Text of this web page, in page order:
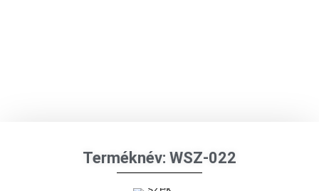
Terméknév: WSZ-022